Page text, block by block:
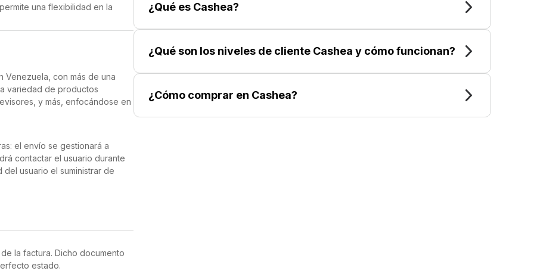
una flexibilidad en la
en un solo dispositivo.
experiencia visual
de hasta 2000 nits. Equipado
rendimiento fluido y rápido para
múltiples lentes de 12
amplias hasta retratos con
permite grabar en 4K,
se puede cargar rápidamente
permite una carga
a las últimas funciones y
de velocidades de
y repleto de
fácil y divertido.
Venezuela, con más de una
variedad de productos
y más, enfocándose en
ubicadas en Caracas
el envío se gestionará a
contactar el usuario durante
usuario el suministrar de
de los productos:
equipo de SoyTechno se
los datos, así como la
la factura. Dicho documento
estado.
¿Qué es Cashea?
¿Qué son los niveles de cliente Cashea y cómo funcionan?
¿Cómo comprar en Cashea?